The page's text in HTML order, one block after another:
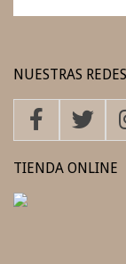
NUESTRAS
TIENDA ONLINE